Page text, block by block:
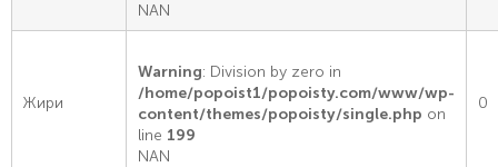
NAN
Жири
Warning: Division by zero in
/home/popoist1/popoisty.com/www/wp-
content/themes/popoisty/single.php on
line 199
NAN
0